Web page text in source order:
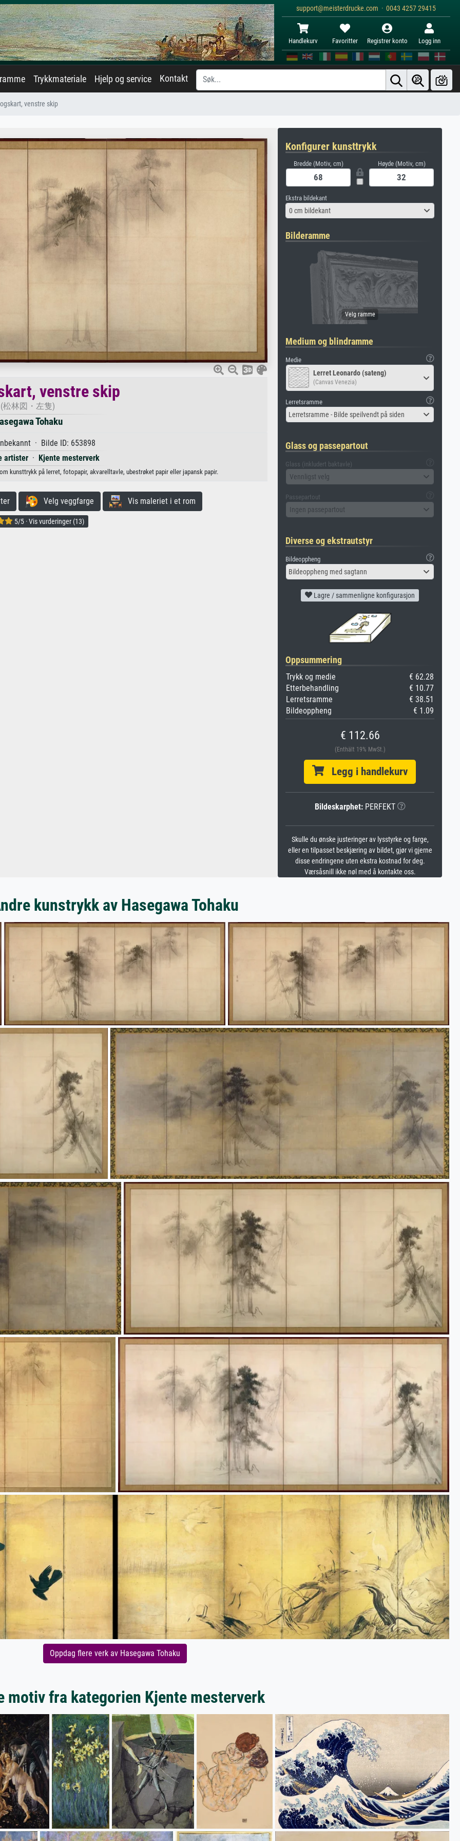
support@meisterdrucke.com · 0043 4257 29415
Handlekurv Favoritter Registrer konto Logg inn
Trykkmateriale Hjelp og service Kontakt
venstre skip
venstre skip
(松林図・左隻)
Tohaku
· Bilde ID: 653898
artister· Kjente mesterverk
kunsttrykk på lerret, fotopapir, akvarelltavle, ubestrøket papir eller japansk papir.
Velg veggfarge Vis maleriet i et rom
5/5 · Vis vurderinger (13)
Konfigurer kunsttrykk
Bredde (Motiv, cm) Høyde (Motiv, cm)
Ekstra bildekant
0 cm bildekant
Bilderamme
Medium og blindramme
Medie
Lerret Leonardo (sateng)
(Canvas Venezia)
Lerretsramme
Lerretsramme - Bilde speilvendt på siden
Glass og passepartout
Glass (inkludert baktavle)
Vennligst velg
Passepartout
Ingen passepartout
Diverse og ekstrautstyr
Bildeoppheng
Bildeoppheng med sagtann
Lagre / sammenligne konfigurasjon
Oppsummering
Trykk og medie
€ 62.28
Etterbehandling
€ 10.77
Lerretsramme
€ 38.51
Bildeoppheng
€ 1.09
€ 112.66
(Enthält 19% MwSt.)
Legg i handlekurv
Bildeskarphet:PERFEKT
Skulle du ønske justeringer av lysstyrke og farge,
eller en tilpasset beskjæring av bildet, gjør vi gjerne
disse endringene uten ekstra kostnad for deg.
Værsåsnill ikke nøl med å kontakte oss.
kunstrykk av Hasegawa Tohaku
Oppdag flere verk av Hasegawa Tohaku
motiv fra kategorien Kjente mesterverk